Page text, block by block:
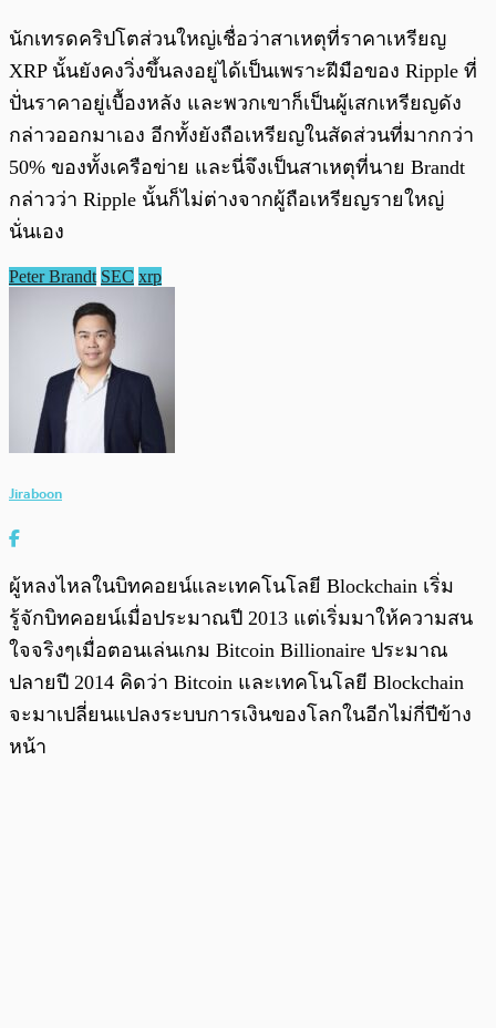
นักเทรดคริปโตส่วนใหญ่เชื่อว่าสาเหตุที่ราคาเหรียญ
XRP นั้นยังคงวิ่งขึ้นลงอยู่ได้เป็นเพราะฝีมือของ Ripple ที่
ปั่นราคาอยู่เบื้องหลัง และพวกเขาก็เป็นผู้เสกเหรียญดัง
กล่าวออกมาเอง อีกทั้งยังถือเหรียญในสัดส่วนที่มากกว่า
50% ของทั้งเครือข่าย และนี่จึงเป็นสาเหตุที่นาย Brandt
กล่าวว่า Ripple นั้นก็ไม่ต่างจากผู้ถือเหรียญรายใหญ่
นั่นเอง
Peter Brandt SEC xrp
Jiraboon
ผู้หลงไหลในบิทคอยน์และเทคโนโลยี Blockchain เริ่ม
รู้จักบิทคอยน์เมื่อประมาณปี 2013 แต่เริ่มมาให้ความสน
ใจจริงๆเมื่อตอนเล่นเกม Bitcoin Billionaire ประมาณ
ปลายปี 2014 คิดว่า Bitcoin และเทคโนโลยี Blockchain
จะมาเปลี่ยนแปลงระบบการเงินของโลกในอีกไม่กี่ปีข้าง
หน้า